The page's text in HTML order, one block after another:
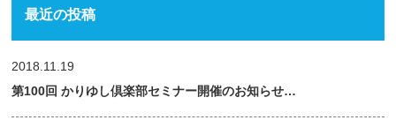
最近の投稿
2018.11.19
第100回 かりゆし倶楽部セミナー開催のお知らせ…